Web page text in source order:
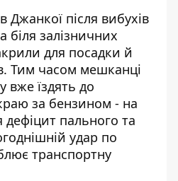
Джанкої після вибухів
біля залізничних
для посадки й
Тим часом мешканці
вже їздять до
за бензином - на
дефіцит пального та
удар по
транспортну